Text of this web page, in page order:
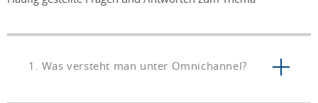
1. Was versteht man unter Omnichannel?